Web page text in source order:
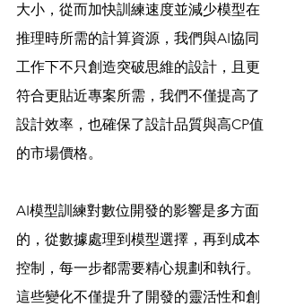
大小，從而加快訓練速度並減少模型在
推理時所需的計算資源，我們與AI協同
工作下不只創造突破思維的設計，且更
符合更貼近專案所需，我們不僅提高了
設計效率，也確保了設計品質與高CP值
的市場價格。
AI模型訓練對數位開發的影響是多方面
的，從數據處理到模型選擇，再到成本
控制，每一步都需要精心規劃和執行。
這些變化不僅提升了開發的靈活性和創